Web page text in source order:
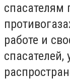
спасателям
работе и
спасателей,